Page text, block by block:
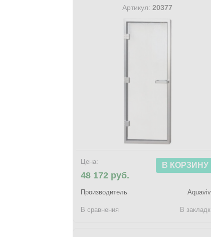
Артикул: 20377
Цена:
48 172 руб.
В КОРЗИНУ
Производитель
В сравнения В